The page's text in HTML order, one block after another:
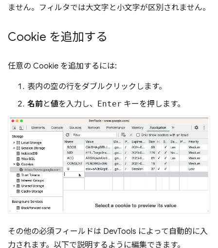
ません。フィルタでは大文字と小文字が区別されません。
Cookie を追加する
任意の Cookie を追加するには:
表内の空の行をダブルクリックします。
名前と値を入力し、 Enter キーを押します。
その他の必須フィールドは DevTools によって自動的に入
力されます。以下で説明するように編集できます。